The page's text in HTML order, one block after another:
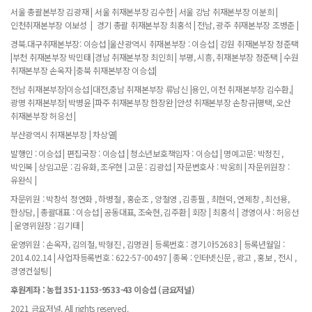
서울 총괄본부장 김광재 | 서울 취재본부장 김수한 | 서울 강남 취재본부장 이분희 |
인천취재본부장 이보성 | 경기 총괄 취재본부장 최홍석 | 전남, 광주 취재본부장 조병춘 |
경북.대구취재본부장: 이승섭 |울산광역시 취재본부장 : 이승섭 | 강원 취재본부장 정준택
|부천 취재본부장 박민태 |경남 취재본부장 최인희 | 부평, 시흥, 취재본부장 정준택 | 수원
취재본부장 손옥자 |충북 취재본부장 이승섭|
전남 취재본부장|이승섭 |대전,충남 취재본부장 류남신 |용인, 이천 취재본부장 김수환,|
광명 취재본부장| 박병윤 |파주 취재본부장 한장완 |안성 취재본부장 손창규|평택, 오산
취재본부장 허응선 |
부산광역시 취재본부장 | 차상열|
발행인 : 이승섭 | 편집국장 : 이승섭 | 청소년보호책임자 : 이승섭 | 명예고문: 박정진 ,
박인복 | 상임고문 : 김유화, 조우현 | 고문 : 김광섭 | 자문변호사 : 박웅희 | 자문위원장 :
유완식 |
자문위원 : 박창석 정연화 , 하병철 , 홍순조 , 양철영 , 김종필 , 최현덕, 연제창 , 최선용,
한상담, | 총괄대표 : 이승섭 | 공동대표, 조숙현, 김주환 | 회장 | 최홍석 | 경영이사 : 허응선
| 운영위원장 : 김기태 |
운영위원 : 손옥자, 김의철, 박형진 , 김명권 | 등록번호 : 경기.아52683 | 등록년월일 :
2014.02.14 | 사업자등록번호 : 622-57-00497 | 종목 : 인터넷신문 , 광고 , 홍보 , 전시 ,
경영컨설팅 |
후원계좌 : 농협 351-1153-9533-43 이승섭 (금요저널)
2021 금요저널. All rights reserved.